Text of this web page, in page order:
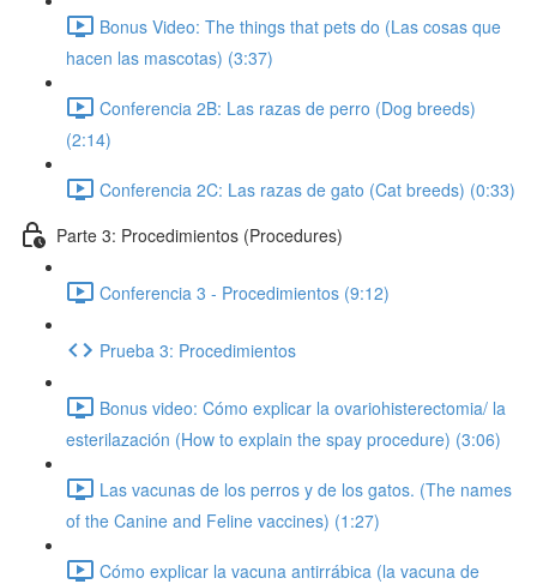
Bonus Video: The things that pets do (Las cosas que
hacen las mascotas) (3:37)
Conferencia 2B: Las razas de perro (Dog breeds)
(2:14)
Conferencia 2C: Las razas de gato (Cat breeds) (0:33)
Parte 3: Procedimientos (Procedures)
Conferencia 3 - Procedimientos (9:12)
Prueba 3: Procedimientos
Bonus video: Cómo explicar la ovariohisterectomia/ la
esterilazación (How to explain the spay procedure) (3:06)
Las vacunas de los perros y de los gatos. (The names
of the Canine and Feline vaccines) (1:27)
Cómo explicar la vacuna antirrábica (la vacuna de